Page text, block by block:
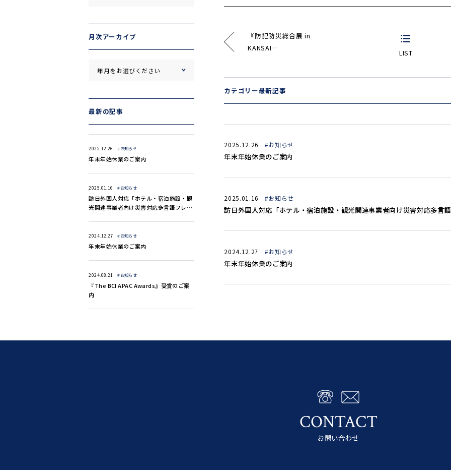
『防犯防災総合展 in
KANSAI…
LIST
カテゴリー最新記事
2025.12.26 #お知らせ
年末年始休業のご案内
2025.01.16 #お知らせ
訪日外国人対応「ホテル・宿泊施設・観光関連事業者向け災害対応多言
2024.12.27 #お知らせ
年末年始休業のご案内
月次アーカイブ
最新の記事
2025.12.26 #お知らせ
年末年始休業のご案内
2025.01.16 #お知らせ
訪日外国人対応「ホテル・宿泊施設・観
光関連事業者向け災害対応多言語フレー
2024.12.27 #お知らせ
年末年始休業のご案内
2024.08.21 #お知らせ
『The BCI APAC Awards』受賞のご案
内
CONTACT
お問い合わせ